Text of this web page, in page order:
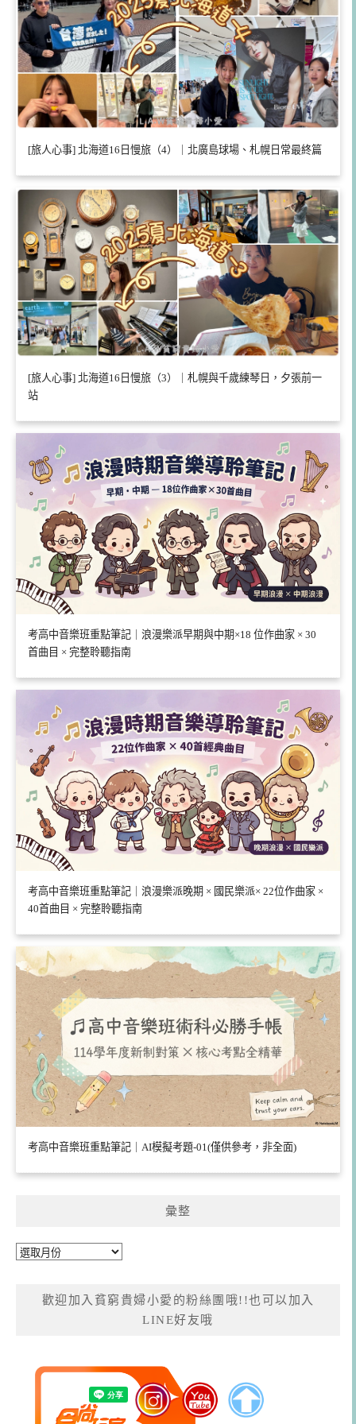
[旅人心事] 北海道16日慢旅（4）｜北廣島球場、札幌日常最終篇
[旅人心事] 北海道16日慢旅（3）｜札幌與千歲練琴日，夕張前一
站
考高中音樂班重點筆記｜浪漫樂派早期與中期×18 位作曲家 × 30
首曲目 × 完整聆聽指南
考高中音樂班重點筆記｜浪漫樂派晚期 × 國民樂派× 22位作曲家 ×
40首曲目 × 完整聆聽指南
考高中音樂班重點筆記｜AI模擬考題-01(僅供參考，非全面)
彙整
彙
歡迎加入貧窮貴婦小愛的粉絲團哦!!也可以加入
LINE好友哦